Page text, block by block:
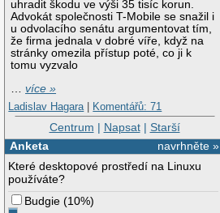
uhradit škodu ve výši 35 tisíc korun.
Advokát společnosti T-Mobile se snažil i
u odvolacího senátu argumentovat tím,
že firma jednala v dobré víře, když na
stránky omezila přístup poté, co ji k
tomu vyzvalo
…více »
Ladislav Hagara | Komentářů: 71
Centrum | Napsat| Starší
navrhněte »
Anketa
Které desktopové prostředí na Linuxu
používáte?
Budgie (10%)